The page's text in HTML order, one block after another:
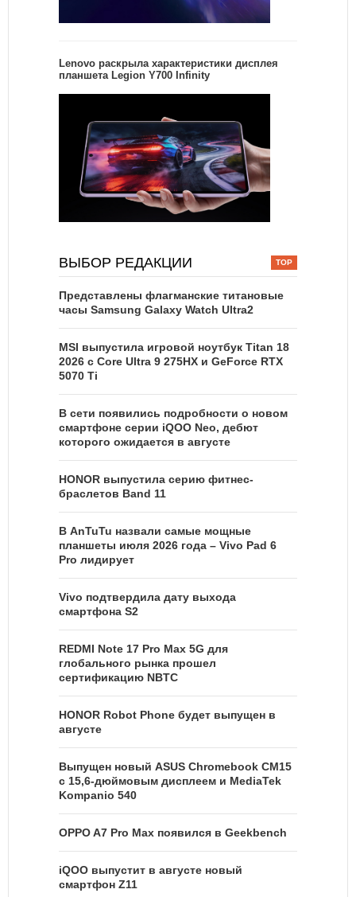
Lenovo раскрыла характеристики дисплея
планшета Legion Y700 Infinity
ВЫБОР РЕДАКЦИИ
Представлены флагманские титановые
часы Samsung Galaxy Watch Ultra2
MSI выпустила игровой ноутбук Titan 18
2026 с Core Ultra 9 275HX и GeForce RTX
5070 Ti
В сети появились подробности о новом
смартфоне серии iQOO Neo, дебют
которого ожидается в августе
HONOR выпустила серию фитнес-
браслетов Band 11
В AnTuTu назвали самые мощные
планшеты июля 2026 года – Vivo Pad 6
Pro лидирует
Vivo подтвердила дату выхода
смартфона S2
REDMI Note 17 Pro Max 5G для
глобального рынка прошел
сертификацию NBTC
HONOR Robot Phone будет выпущен в
августе
Выпущен новый ASUS Chromebook CM15
с 15,6-дюймовым дисплеем и MediaTek
Kompanio 540
OPPO A7 Pro Max появился в Geekbench
iQOO выпустит в августе новый
смартфон Z11